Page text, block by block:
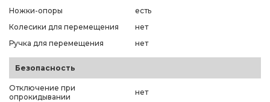
Ножки-опоры
есть
Колесики для перемещения
нет
Ручка для перемещения
нет
Безопасность
Отключение при
опрокидывании
нет